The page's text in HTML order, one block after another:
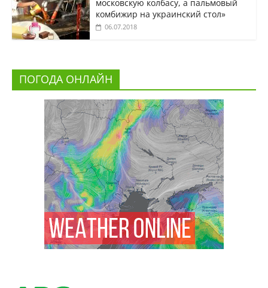
московскую колбасу, а пальмовый
комбижир на украинский стол»
06.07.2018
ПОГОДА ОНЛАЙН